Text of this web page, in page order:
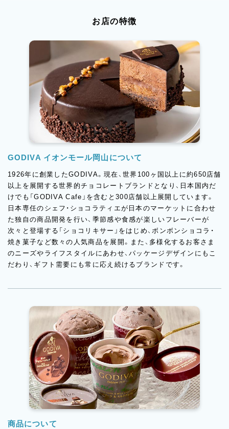
お店の特徴
GODIVA イオンモール岡山について
1926年に創業したGODIVA。現在、世界100ヶ国以上に約650店舗
以上を展開する世界的チョコレートブランドとなり、日本国内だ
けでも「GODIVA Cafe」を含むと300店舗以上展開しています。
日本専任のシェフ・ショコラティエが日本のマーケットに合わせ
た独自の商品開発を行い、季節感や食感が楽しいフレーバーが
次々と登場する「ショコリキサー」をはじめ、ボンボンショコラ・
焼き菓子など数々の人気商品を展開。また、多様化するお客さま
のニーズやライフスタイルにあわせ、パッケージデザインにもこ
だわり、ギフト需要にも常に応え続けるブランドです。
商品について